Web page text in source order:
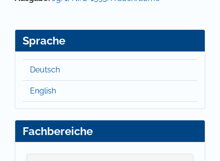
Sprache
Deutsch
English
Fachbereiche